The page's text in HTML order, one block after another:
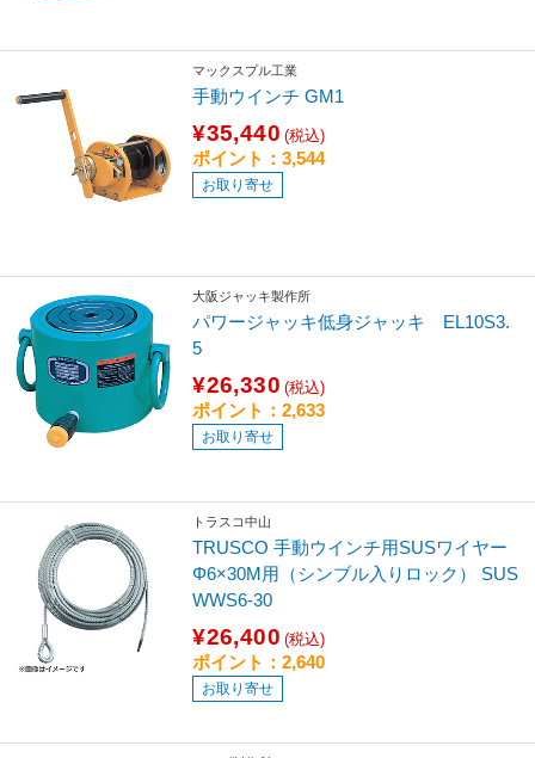
マックスプル工業
手動ウインチ GM1
¥35,440 (税込)
ポイント：3,544
お取り寄せ
大阪ジャッキ製作所
パワージャッキ低身ジャッキ EL10S3.
5
¥26,330 (税込)
ポイント：2,633
お取り寄せ
トラスコ中山
TRUSCO 手動ウインチ用SUSワイヤー
Φ6×30M用（シンブル入りロック） SUS
WWS6-30
¥26,400 (税込)
ポイント：2,640
お取り寄せ